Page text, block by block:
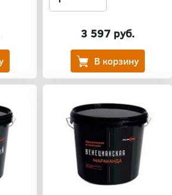
3 597 руб.